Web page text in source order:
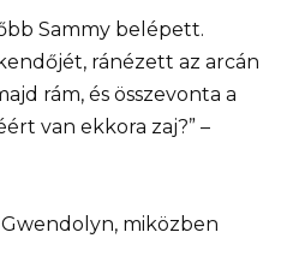
Sammy belépett.
ránézett az arcán
rám, és összevonta a
van ekkora zaj?” –
miközben